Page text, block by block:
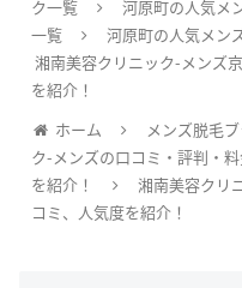
ク一覧
河原町の人気メ
一覧
河原町の人気メン
湘南美容クリニック-メンズ
を紹介！
ホーム
メンズ脱毛
ク-メンズの口コミ・評判・
を紹介！
湘南美容クリ
コミ、人気度を紹介！